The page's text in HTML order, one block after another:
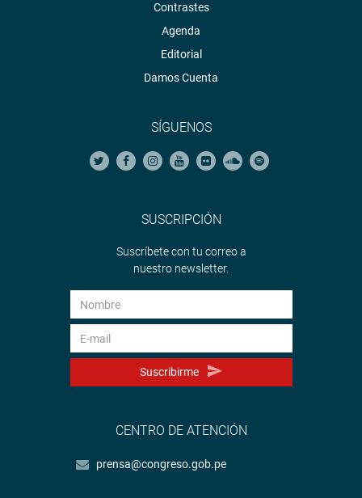
Contrastes
Agenda
Editorial
Damos Cuenta
SÍGUENOS
SUSCRIPCIÓN
Suscríbete con tu correo a
nuestro newsletter.
Suscribirme
CENTRO DE ATENCIÓN
prensa@congreso.gob.pe